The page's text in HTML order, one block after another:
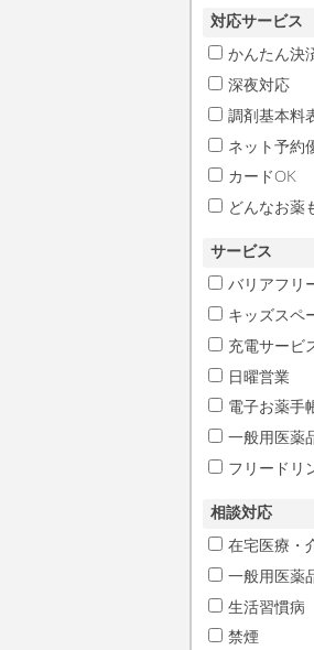
対応サービス
かんたん決
深夜対応
調剤基本料
ネット予約
カードOK
どんなお薬
サービス
バリアフリ
キッズスペ
充電サービ
日曜営業
電子お薬手
一般用医薬
フリードリ
相談対応
在宅医療・
一般用医薬
生活習慣病
禁煙